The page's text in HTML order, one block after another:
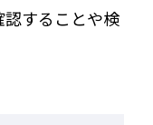
することや検